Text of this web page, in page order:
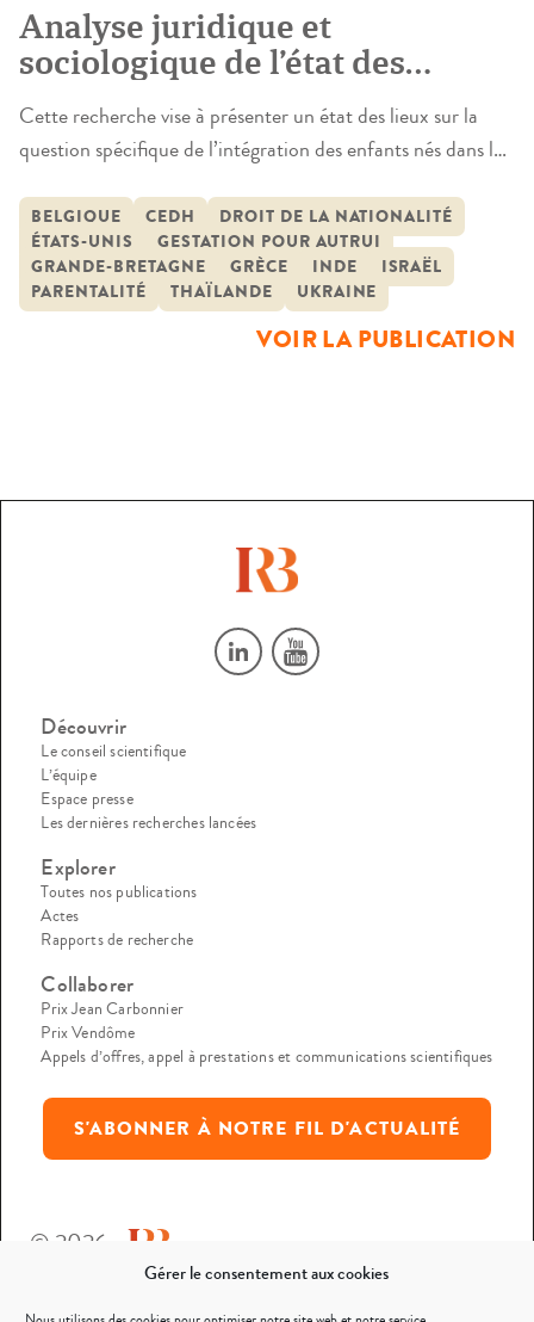
Gérer le consentement aux cookies
Analyse juridique et
sociologique de l’état des
questions en France à la
lumière des pratiques
étrangères en matière de
filiation des enfants conçus par
gestation pour autrui à
l’étranger (Grande-Bretagne,
Belgique, Israël)
Cette recherche vise à présenter un état des lieux sur la
question spécifique de l’intégration des enfants nés dans le
nationaux, en France, Grande-Bretagne, Belgique et
Israël.Dans les quatre pays, aucune loi spécifique n’a été
élaborée pour prévoir l’intégration juridique des enfants
conçus par GPA en dehors du sol national, […]
BELGIQUE CEDH
DROIT DE LA NATIONALITÉ
ÉTATS-UNIS
GESTATION POUR AUTRUI
GRANDE-BRETAGNE
GRÈCE INDE
ISRAËL
PARENTALITÉ
THAÏLANDE UKRAINE
VOIR LA PUBLICATION
Découvrir
Le conseil scientifique
L’équipe
Espace presse
Les dernières recherches lancées
Explorer
Toutes nos publications
Actes
Rapports de recherche
Collaborer
Prix Jean Carbonnier
Prix Vendôme
Appels d’offres, appel à prestations et communications scientifiques
S'ABONNER À NOTRE FIL D'ACTUALITÉ
© 2026